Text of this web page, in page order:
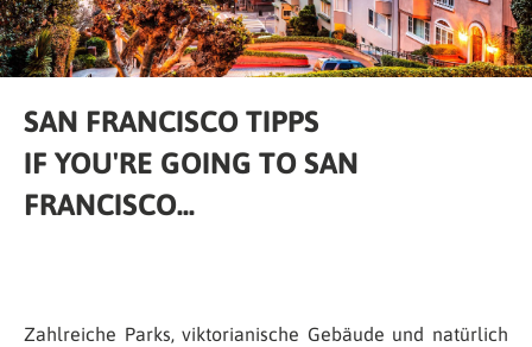
SAN FRANCISCO TIPPS
IF YOU'RE GOING TO SAN
FRANCISCO...
Zahlreiche Parks, viktorianische Gebäude und natürlich